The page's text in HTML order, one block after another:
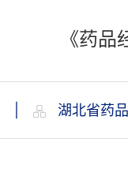
《药
湖北省药